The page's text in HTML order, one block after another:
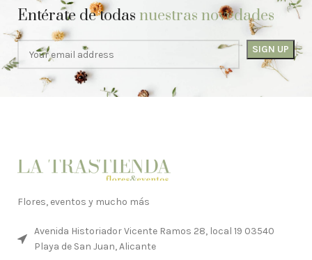
Entérate de todasnuestras novedades
Flores, eventos y mucho más
Avenida Historiador Vicente Ramos 28, local 19 03540
Playa de San Juan, Alicante